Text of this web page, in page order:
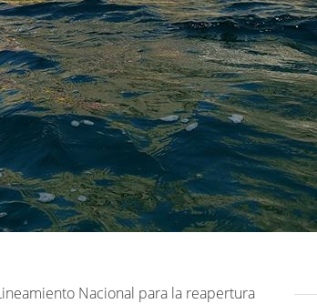
Nacional para la reapertura